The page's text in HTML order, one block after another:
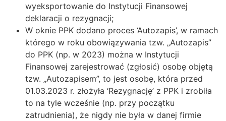
wyeksportowanie do Instytucji Finansowej
deklaracji o rezygnacji;
W oknie PPK dodano proces ‘Autozapis’, w ramach
którego w roku obowiązywania tzw. „Autozapis”
do PPK (np. w 2023) można w Instytucji
Finansowej zarejestrować (zgłosić) osobę objętą
tzw. „Autozapisem”, to jest osobę, która przed
01.03.2023 r. złożyła ‘Rezygnację’ z PPK i zrobiła
to na tyle wcześnie (np. przy początku
zatrudnienia), że nigdy nie była w danej firmie